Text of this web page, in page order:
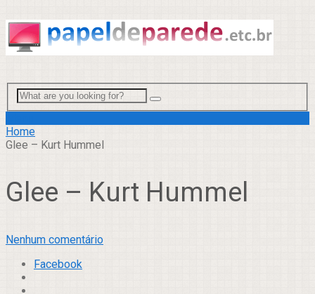
Home
Glee – Kurt Hummel
Glee – Kurt Hummel
Nenhum comentário
Facebook